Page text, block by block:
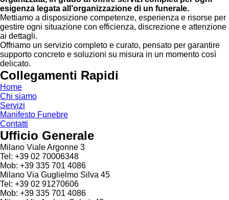
esigenza legata all’organizzazione di un funerale.
Mettiamo a disposizione competenze, esperienza e risorse per
gestire ogni situazione con efficienza, discrezione e attenzione
ai dettagli.
Offriamo un servizio completo e curato, pensato per garantire
supporto concreto e soluzioni su misura in un momento così
delicato.
Collegamenti Rapidi
Home
Chi siamo
Servizi
Manifesto Funebre
Contatti
Ufficio Generale
Milano Viale Argonne 3
Tel: +39 02 70006348
Mob: +39 335 701 4086
Milano Via Guglielmo Silva 45
Tel: +39 02 91270606
Mob: +39 335 701 4086